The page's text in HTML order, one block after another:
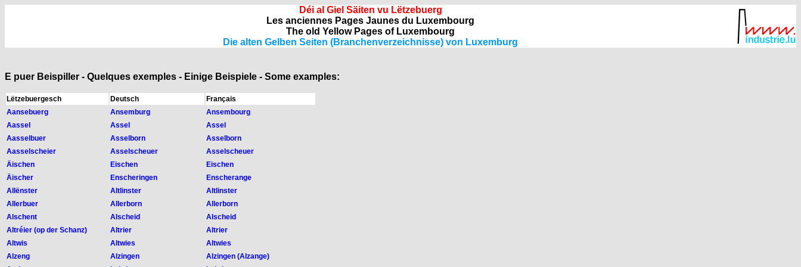
Déi al Giel Säiten vu Lëtzebuerg
Les anciennes Pages Jaunes du Luxembourg
The old Yellow Pages of Luxembourg
Die alten Gelben Seiten (Branchenverzeichnisse) von Luxemburg
E puer Beispiller - Quelques exemples - Einige Beispiele - Some examples:
Lëtzebuergesch Deutsch
Français
Aansebuerg
Ansemburg
Ansembourg
Aassel
Assel
Assel
Aasselbuer
Asselborn
Asselborn
Aasselscheier
Asselscheuer
Asselscheuer
Äischen
Eischen
Eischen
Äischer
Enscheringen
Enscherange
Allënster
Altlinster
Altlinster
Allerbuer
Allerborn
Allerborn
Alschent
Alscheid
Alscheid
Altréier (op der Schanz)
Altrier
Altrier
Altwis
Altwies
Altwies
Alzeng
Alzingen
Alzingen (Alzange)